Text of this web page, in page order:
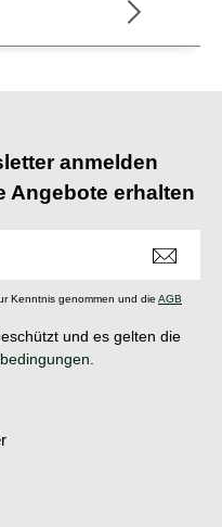
anmelden
Angebote erhalten
Kenntnis genommen und die AGB
und es gelten die